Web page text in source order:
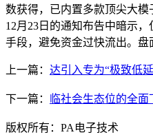
数获得，已内置多款顶尖大模
12月23日的通知布告中暗示
手段，避免资金过快流出。盘
上一篇： 达引入专为“极致低
下一篇： 临社会生态位的全面
版权所有：PA电子技术